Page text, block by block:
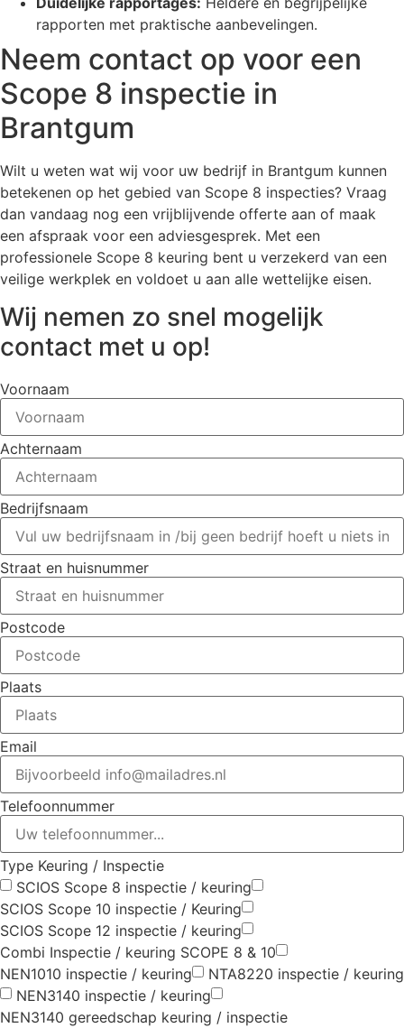
rapporten met praktische aanbevelingen.
Neem contact op voor een
Scope 8 inspectie in
Brantgum
Wilt u weten wat wij voor uw bedrijf in Brantgum kunnen
betekenen op het gebied van Scope 8 inspecties? Vraag
dan vandaag nog een vrijblijvende offerte aan of maak
een afspraak voor een adviesgesprek. Met een
professionele Scope 8 keuring bent u verzekerd van een
veilige werkplek en voldoet u aan alle wettelijke eisen.
Wij nemen zo snel mogelijk
contact met u op!
Voornaam
Achternaam
Bedrijfsnaam
Straat en huisnummer
Postcode
Plaats
Email
Telefoonnummer
Type Keuring / Inspectie
SCIOS Scope 8 inspectie / keuring
SCIOS Scope 10 inspectie / Keuring
SCIOS Scope 12 inspectie / keuring
Combi Inspectie / keuring SCOPE 8 & 10
NEN1010 inspectie / keuring
NTA8220 inspectie / keuring
NEN3140 inspectie / keuring
NEN3140 gereedschap keuring / inspectie